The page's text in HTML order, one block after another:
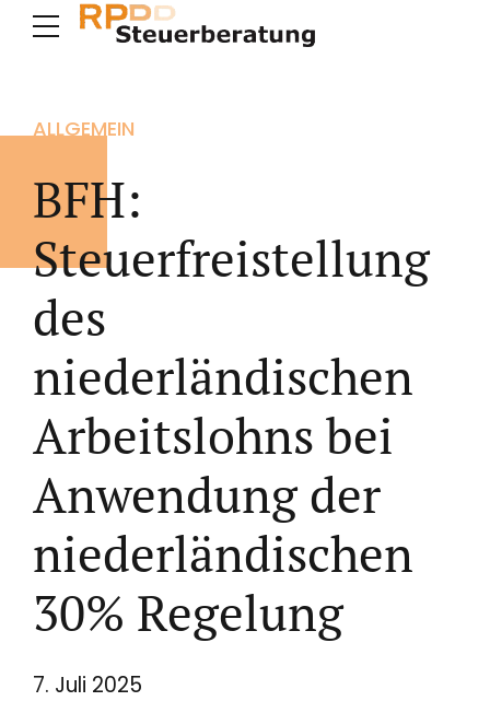
ALLGEMEIN
BFH:
Steuerfreistellung
des
niederländischen
Arbeitslohns bei
Anwendung der
niederländischen
30% Regelung
7. Juli 2025